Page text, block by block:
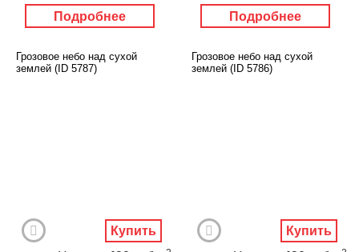
Подробнее Подробнее
Грозовое небо над сухой
землей (ID 5787)
Купить
Грозовое небо над сухой
землей (ID 5786)
Купить